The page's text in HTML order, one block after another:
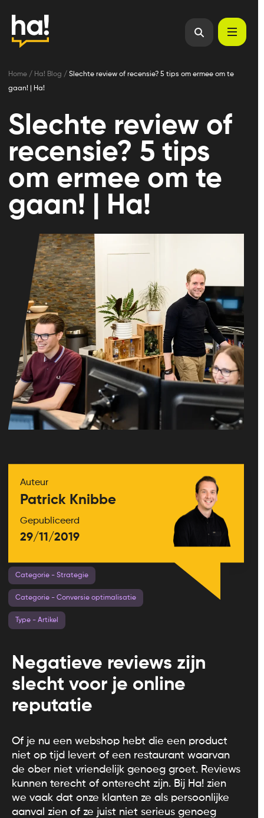
Home / Ha! Blog / Slechte review of recensie? 5 tips om ermee om te
gaan! | Ha!
Slechte review of
recensie? 5 tips
om ermee om te
gaan! | Ha!
Auteur
Patrick Knibbe
Gepubliceerd
29/11/2019
Categorie - Strategie
Categorie - Conversie optimalisatie
Type - Artikel
Negatieve reviews zijn
slecht voor je online
reputatie
Of je nu een webshop hebt die een product
niet op tijd levert of een restaurant waarvan
de ober niet vriendelijk genoeg groet. Reviews
kunnen terecht of onterecht zijn. Bij Ha! zien
we vaak dat onze klanten ze als persoonlijke
aanval zien of ze juist niet serieus genoeg